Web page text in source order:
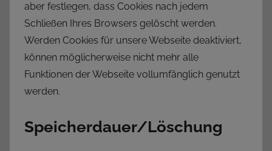
aber festlegen, dass Cookies nach jedem
Schließen Ihres Browsers gelöscht werden.
Werden Cookies für unsere Webseite deaktiviert,
können möglicherweise nicht mehr alle
Funktionen der Webseite vollumfänglich genutzt
werden.
Speicherdauer/Löschung